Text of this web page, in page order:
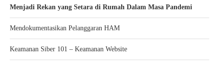
Menjadi Rekan yang Setara di Rumah Dalam Masa Pandemi
Mendokumentasikan Pelanggaran HAM
Keamanan Siber 101 – Keamanan Website